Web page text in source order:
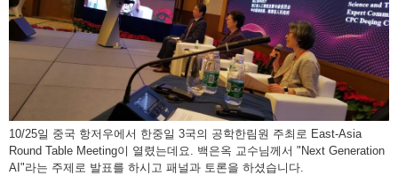
10/25일 중국 항저우에서 한중일 3국의 공학한림원 주최로 East-Asia
Round Table Meeting이 열렸는데요. 백은옥 교수님께서 "Next Generation
AI"라는 주제로 발표를 하시고 패널과 토론을 하셨습니다.